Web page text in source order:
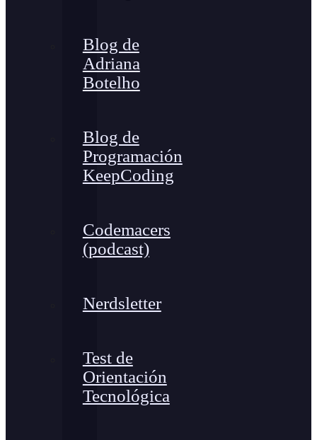
Blog de
Adriana
Botelho
Blog de
Programación
KeepCoding
Codemacers
(podcast)
Nerdsletter
Test de
Orientación
Tecnológica